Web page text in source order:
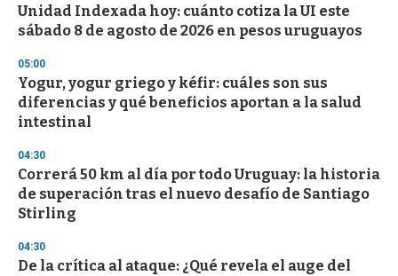
Unidad Indexada hoy: cuánto cotiza la UI este
sábado 8 de agosto de 2026 en pesos uruguayos
05:00
Yogur, yogur griego y kéfir: cuáles son sus
diferencias y qué beneficios aportan a la salud
intestinal
04:30
Correrá 50 km al día por todo Uruguay: la historia
de superación tras el nuevo desafío de Santiago
Stirling
04:30
De la crítica al ataque: ¿Qué revela el auge del